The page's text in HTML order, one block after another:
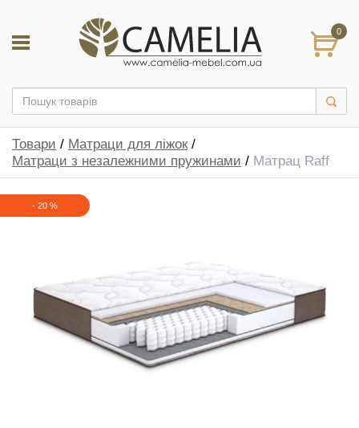
0
Товари / Матраци для ліжок/
Матраци з незалежними пружинами / Матрац Raff
- 20 %